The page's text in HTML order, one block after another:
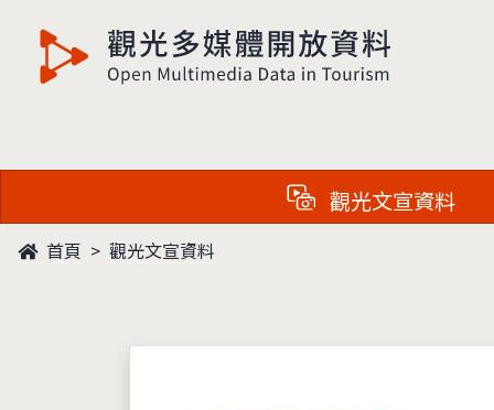
觀光多媒體開放資料
觀光文宣資料
首頁 觀光文宣資料